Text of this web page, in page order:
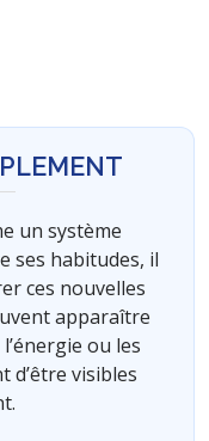
un système
ses habitudes, il
ces nouvelles
apparaître
ou les
d’être visibles